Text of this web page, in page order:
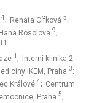
4; Renata Cífková 5;
Rosolová 9;
11
1 ; Interní klinika 2.
IKEM, Praha 3;
Králové 4; Centrum
Praha 5;